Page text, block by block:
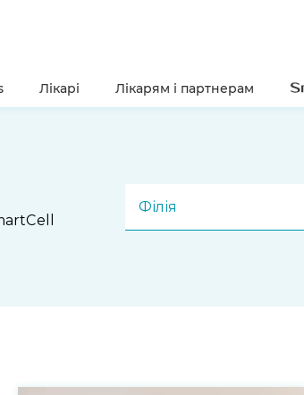
Лікарі Лікарям і партнерам
Філія